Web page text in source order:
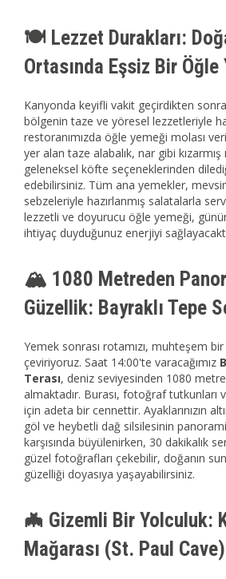
🍽️ Lezzet Durakları:
Ortasında Eşsiz Bir Öğle
Kanyonda keyifli vakit geçirdikten
bölgenin taze ve yöresel lezzetleriyle
restoranımızda öğle yemeği molası
yer alan taze alabalık, nar gibi
geleneksel köfte seçeneklerinden
edebilirsiniz. Tüm ana yemekler,
sebzeleriyle hazırlanmış salatalarla
lezzetli ve doyurucu öğle yemeği,
ihtiyaç duyduğunuz enerjiyi
🏔️ 1080 Metreden
Güzellik: Bayraklı Tepe
Yemek sonrası rotamızı, muhteşem
çeviriyoruz. Saat 14:00'te varacağımız
Terası, deniz seviyesinden 1080
almaktadır. Burası, fotoğraf tutkunları
için adeta bir cennettir. Ayaklarınızın
göl ve heybetli dağ silsilesinin
karşısında büyülenirken, 30 dakikalık
güzel fotoğrafları çekebilir, doğanın
güzelliği doyasıya yaşayabilirsiniz.
🦇 Gizemli Bir Yolculuk:
Mağarası (St. Paul Cave)